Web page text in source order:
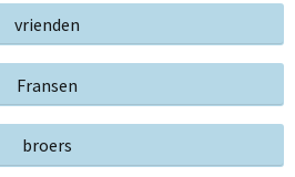
vrienden
Fransen
broers